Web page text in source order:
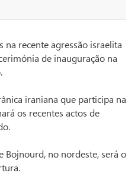
recente agressão israelita
de inauguração na
iraniana que participa na
os recentes actos de
Bojnourd, no nordeste, será o